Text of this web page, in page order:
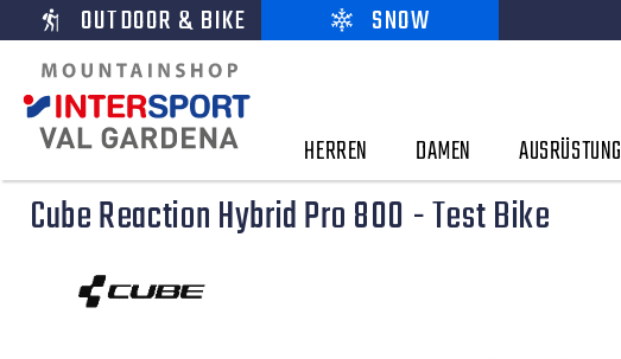
OUTDOOR & BIKE SNOW
HERREN DAMEN AUSRÜSTUNG
Cube Reaction Hybrid Pro 800 - Test Bike